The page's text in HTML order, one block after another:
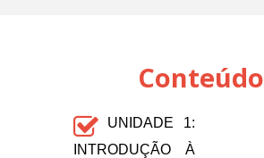
Conteúdo
UNIDADE 1:
INTRODUÇÃO À